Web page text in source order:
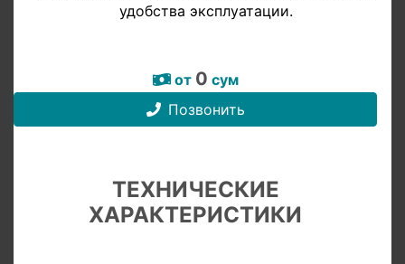
удобства эксплуатации.
от 0 сум
Позвонить
ТЕХНИЧЕСКИЕ
ХАРАКТЕРИСТИКИ